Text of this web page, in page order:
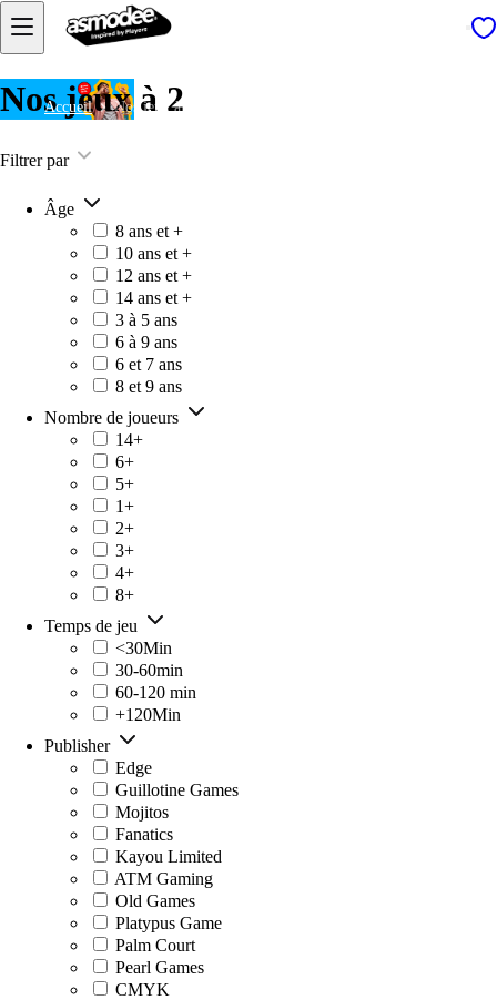
Accueil Nos jeux à 2
Nos jeux à 2
Filtrer par
Âge
8 ans et +
10 ans et +
12 ans et +
14 ans et +
3 à 5 ans
6 à 9 ans
6 et 7 ans
8 et 9 ans
Nombre de joueurs
14+
6+
5+
1+
2+
3+
4+
8+
Temps de jeu
<30Min
30-60min
60-120 min
+120Min
Publisher
Edge
Guillotine Games
Mojitos
Fanatics
Kayou Limited
ATM Gaming
Old Games
Platypus Game
Palm Court
Pearl Games
CMYK